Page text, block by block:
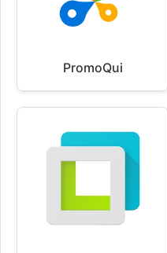
PromoQui